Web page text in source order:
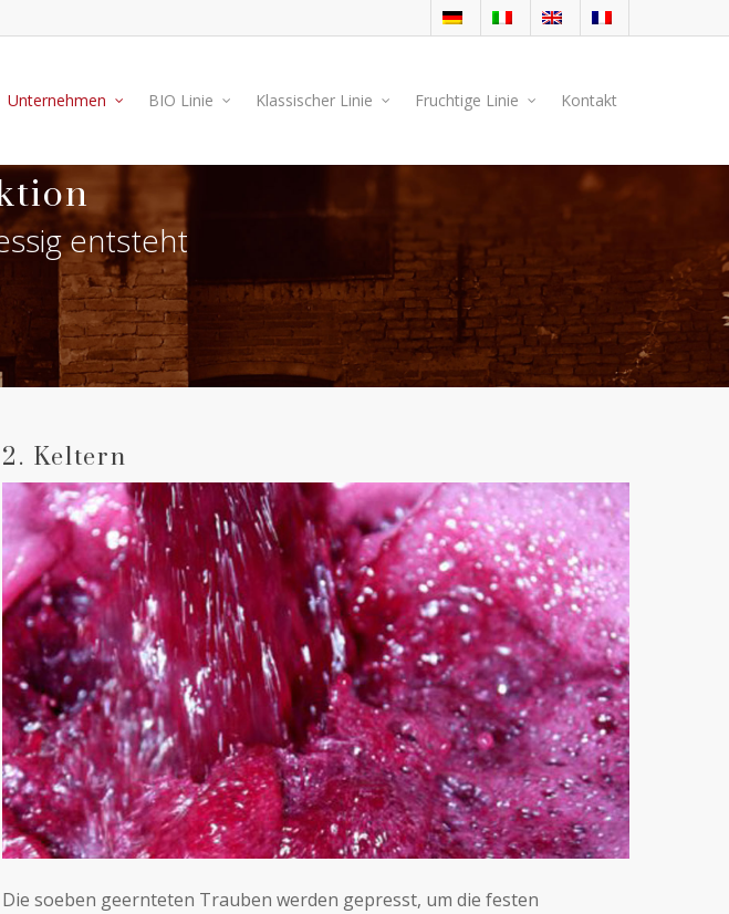
Unternehmen BIO Linie Klassischer Linie Fruchtige Linie Kontakt
entsteht
2. Keltern
Die soeben geernteten Trauben werden gepresst, um die festen